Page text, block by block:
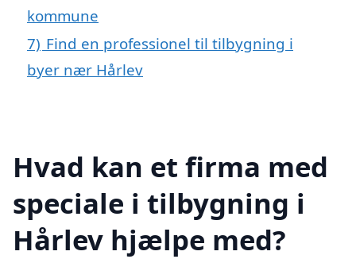
kommune
7) Find en professionel til tilbygning i
byer nær Hårlev
Hvad kan et firma med
speciale i tilbygning i
Hårlev hjælpe med?